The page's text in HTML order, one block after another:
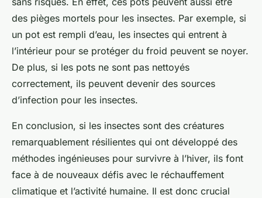
des pièges mortels pour les insectes. Par exemple, si
un pot est rempli d’eau, les insectes qui entrent à
l’intérieur pour se protéger du froid peuvent se noyer.
De plus, si les pots ne sont pas nettoyés
correctement, ils peuvent devenir des sources
d’infection pour les insectes.
En conclusion, si les insectes sont des créatures
remarquablement résilientes qui ont développé des
méthodes ingénieuses pour survivre à l’hiver, ils font
face à de nouveaux défis avec le réchauffement
climatique et l’activité humaine. Il est donc crucial